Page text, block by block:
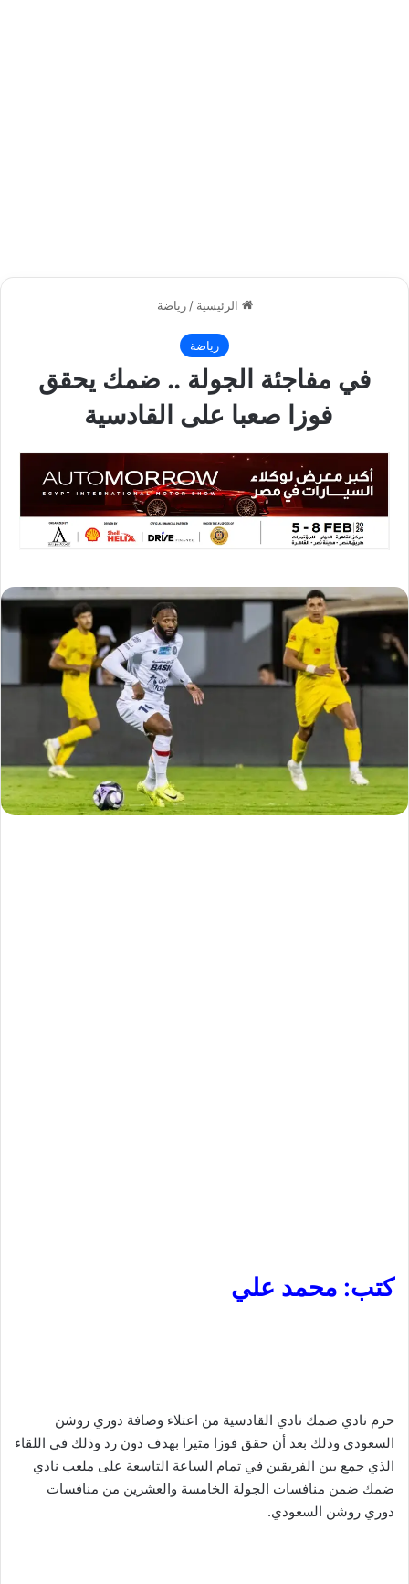
الرئيسية / رياضة
رياضة
في مفاجئة الجولة .. ضمك يحقق
فوزا صعبا على القادسية
كتب: محمد علي
حرم نادي ضمك نادي القادسية من اعتلاء وصافة دوري روشن
السعودي وذلك بعد أن حقق فوزا مثيرا بهدف دون رد وذلك في اللقاء
الذي جمع بين الفريقين في تمام الساعة التاسعة على ملعب نادي
ضمك ضمن منافسات الجولة الخامسة والعشرين من منافسات
دوري روشن السعودي.